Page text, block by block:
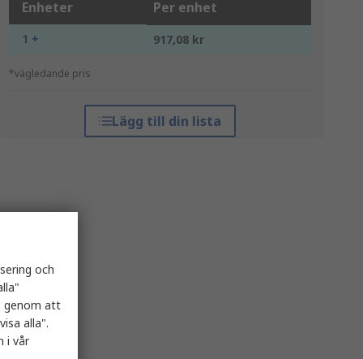
Enheter Per enhet
1 + 917,08 kr
*vägledande pris
Lägg till din lista
och
genom att
alla".
i vår